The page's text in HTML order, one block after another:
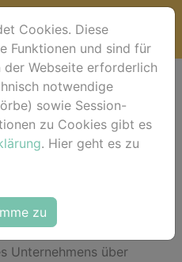
Interesse an unserem
einen besonders hohen
der horse-foto.de ist
personenbezogener
Unternehmens über
Cookies. Diese
Funktionen und sind für
der Webseite erforderlich
notwendige
sowie Session-
zu Cookies gibt es
. Hier geht es zu
zu